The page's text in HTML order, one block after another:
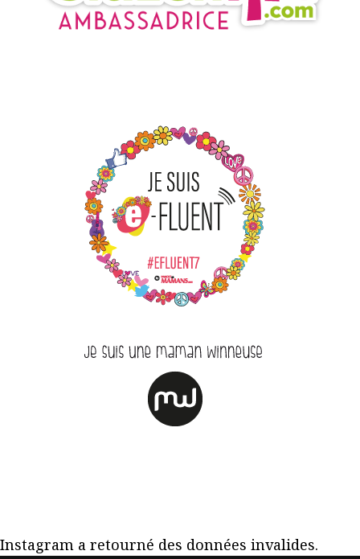
Instagram a retourné des données invalides.